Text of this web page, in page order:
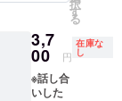
ば、1ヶ
1.5ヶ月
ぐらい
は大丈
夫で
す！
ぐらい
は大丈
夫で
す！
ご了承
い。 龍
の玉ね
ぎ5kg
コース
です！
択
す
る
3,7
00 円
在庫な
し
※話し合
いした